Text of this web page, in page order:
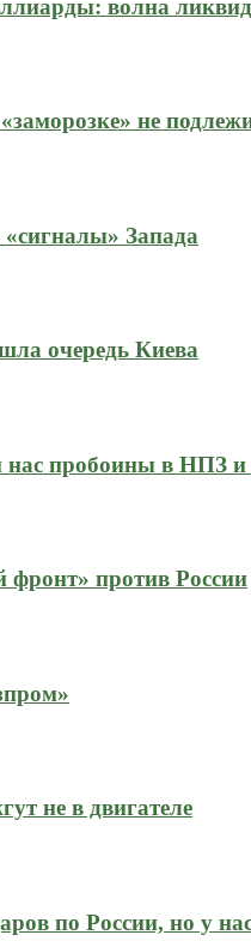
волна
не
Запада
очередь Киева
пробоины в НПЗ и
фронт» против России
не в двигателе
по России, но у